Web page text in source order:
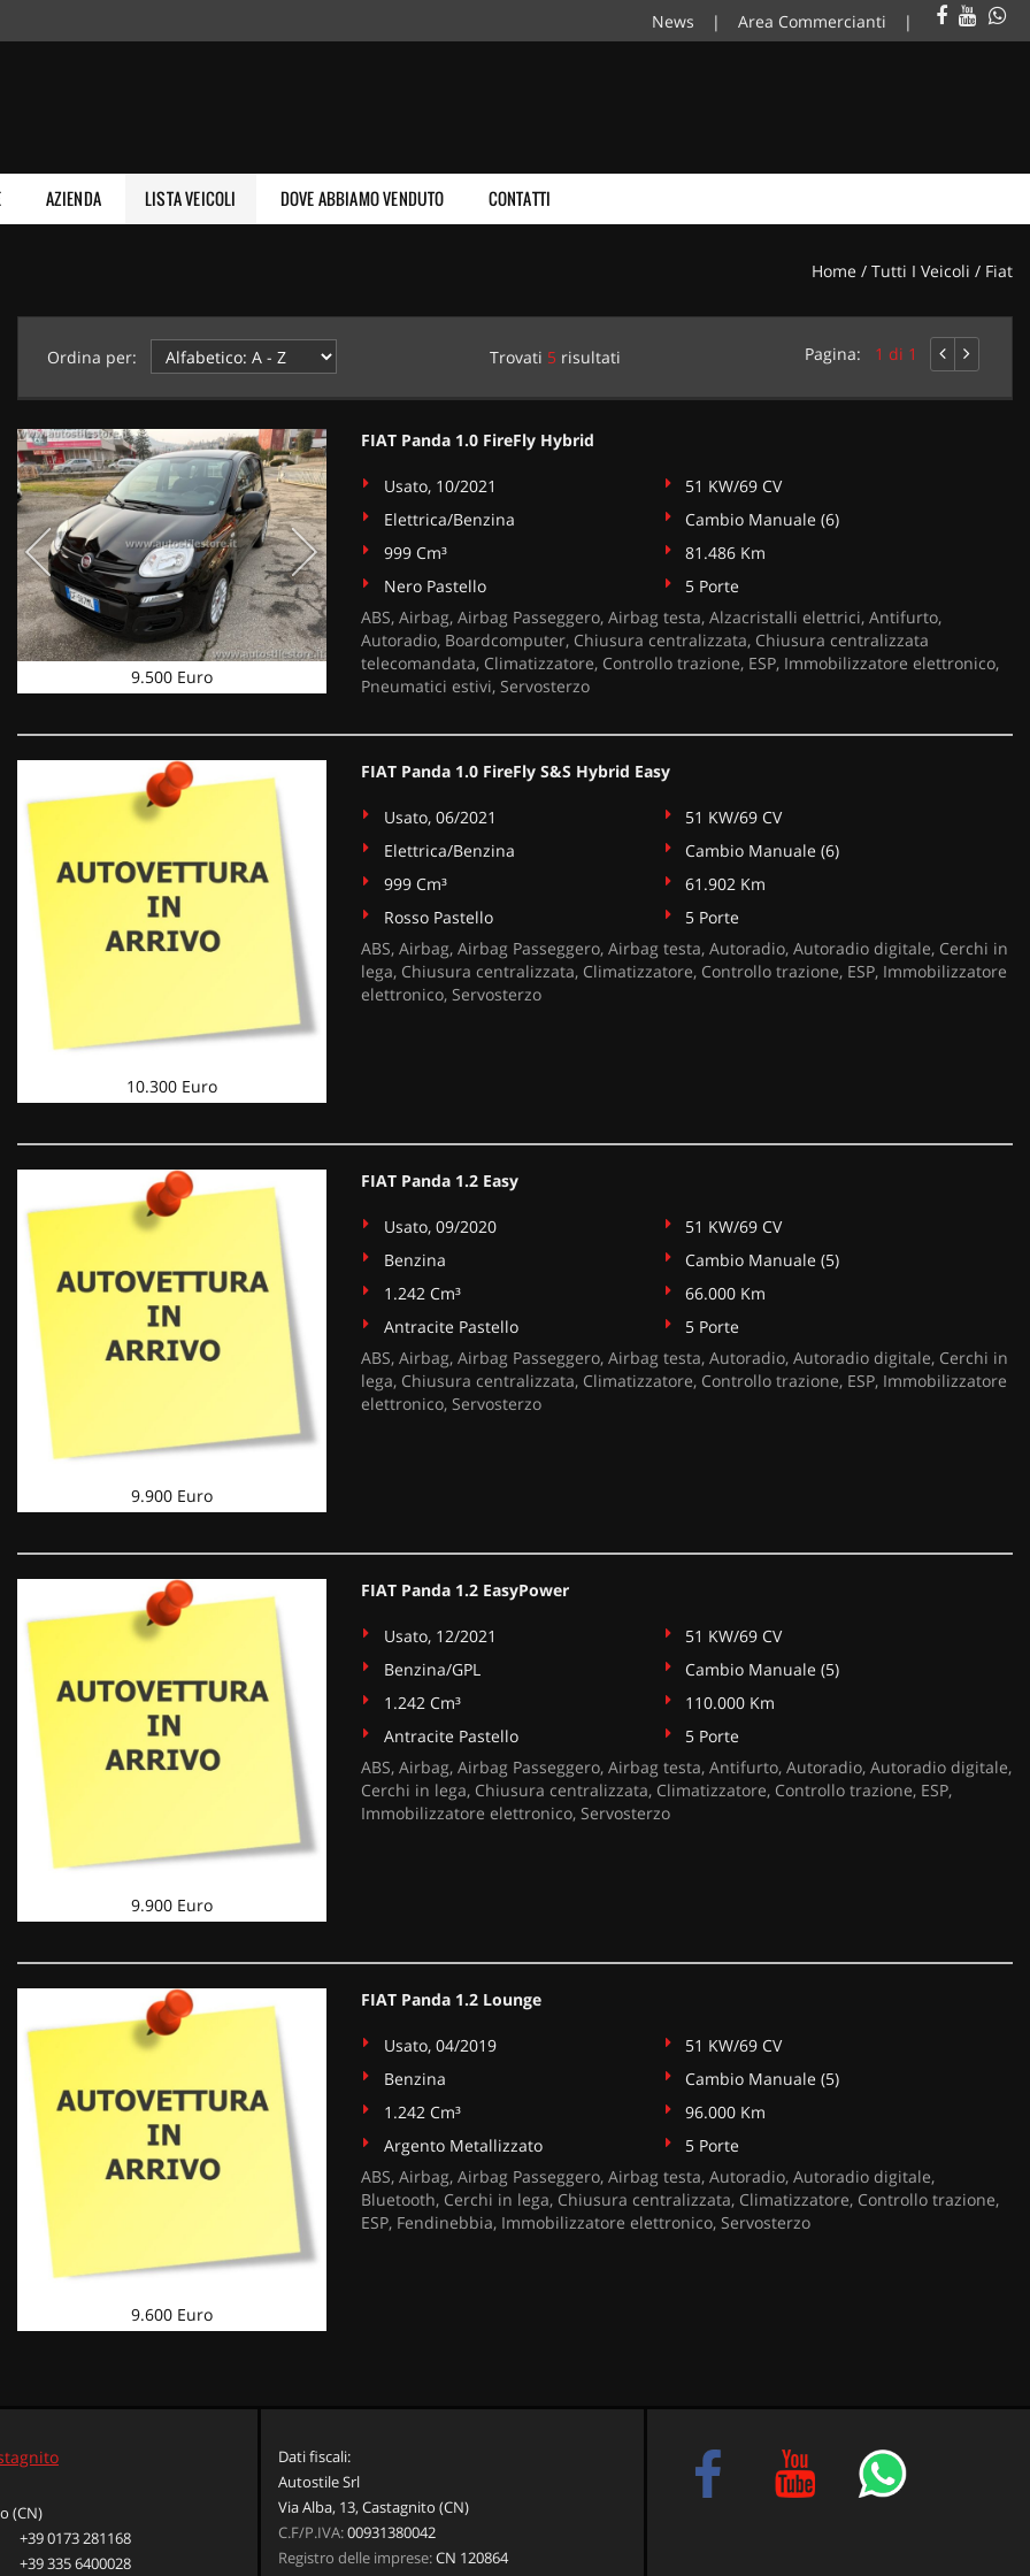
News Area Commercianti
AZIENDA LISTA VEICOLI DOVE ABBIAMO VENDUTO CONTATTI
Home / Tutti I Veicoli / Fiat
Ordina per: Trovati 5 risultati Pagina: 1 di 1
9.500 Euro
FIAT Panda 1.0 FireFly Hybrid
Usato, 10/2021
51 KW/69 CV
Elettrica/Benzina
Cambio Manuale (6)
999 Cm³
81.486 Km
Nero Pastello
5 Porte
ABS, Airbag, Airbag Passeggero, Airbag testa, Alzacristalli elettrici, Antifurto,
Autoradio, Boardcomputer, Chiusura centralizzata, Chiusura centralizzata
telecomandata, Climatizzatore, Controllo trazione, ESP, Immobilizzatore elettronico,
Pneumatici estivi, Servosterzo
10.300 Euro
FIAT Panda 1.0 FireFly S&S Hybrid Easy
Usato, 06/2021
51 KW/69 CV
Elettrica/Benzina
Cambio Manuale (6)
999 Cm³
61.902 Km
Rosso Pastello
5 Porte
ABS, Airbag, Airbag Passeggero, Airbag testa, Autoradio, Autoradio digitale, Cerchi in
lega, Chiusura centralizzata, Climatizzatore, Controllo trazione, ESP, Immobilizzatore
elettronico, Servosterzo
9.900 Euro
FIAT Panda 1.2 Easy
Usato, 09/2020
51 KW/69 CV
Benzina
Cambio Manuale (5)
1.242 Cm³
66.000 Km
Antracite Pastello
5 Porte
ABS, Airbag, Airbag Passeggero, Airbag testa, Autoradio, Autoradio digitale, Cerchi in
lega, Chiusura centralizzata, Climatizzatore, Controllo trazione, ESP, Immobilizzatore
elettronico, Servosterzo
9.900 Euro
FIAT Panda 1.2 EasyPower
Usato, 12/2021
51 KW/69 CV
Benzina/GPL
Cambio Manuale (5)
1.242 Cm³
110.000 Km
Antracite Pastello
5 Porte
ABS, Airbag, Airbag Passeggero, Airbag testa, Antifurto, Autoradio, Autoradio digitale,
Cerchi in lega, Chiusura centralizzata, Climatizzatore, Controllo trazione, ESP,
Immobilizzatore elettronico, Servosterzo
9.600 Euro
FIAT Panda 1.2 Lounge
Usato, 04/2019
51 KW/69 CV
Benzina
Cambio Manuale (5)
1.242 Cm³
96.000 Km
Argento Metallizzato
5 Porte
ABS, Airbag, Airbag Passeggero, Airbag testa, Autoradio, Autoradio digitale,
Bluetooth, Cerchi in lega, Chiusura centralizzata, Climatizzatore, Controllo trazione,
ESP, Fendinebbia, Immobilizzatore elettronico, Servosterzo
(CN)
+39 0173 281168
+39 335 6400028
Dati fiscali:
Autostile Srl
Via Alba, 13, Castagnito (CN)
C.F/P.IVA:00931380042
Registro delle imprese:CN 120864